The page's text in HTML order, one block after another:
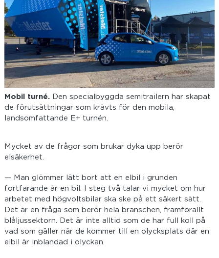
Mobil turné.Den specialbyggda semitrailern har skapat
de förutsättningar som krävts för den mobila,
landsomfattande E+ turnén.
Mycket av de frågor som brukar dyka upp berör
elsäkerhet.
— Man glömmer lätt bort att en elbil i grunden
fortfarande är en bil. I steg två talar vi mycket om hur
arbetet med högvoltsbilar ska ske på ett säkert sätt.
Det är en fråga som berör hela branschen, framförallt
blåljussektorn. Det är inte alltid som de har full koll på
vad som gäller när de kommer till en olycksplats där en
elbil är inblandad i olyckan.